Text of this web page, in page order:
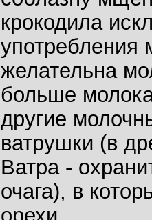
крокодила
употребления
желательна
больше
другие
ватрушки (в
Ватра -
очага), в
орехи.